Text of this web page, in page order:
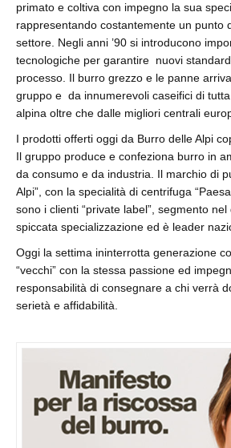
primato e coltiva con impegno la sua
rappresentando costantemente un punto
settore. Negli anni ’90 si introducono
tecnologiche per garantire nuovi
processo. Il burro grezzo e le panne
gruppo e da innumerevoli caseifici di tutta
alpina oltre che dalle migliori centrali
I prodotti offerti oggi da Burro delle Alpi
Il gruppo produce e confeziona burro in
da consumo e da industria. Il marchio di
Alpi”, con la specialità di centrifuga
sono i clienti “private label”, segmento
spiccata specializzazione ed è leader
Oggi la settima ininterrotta generazione
“vecchi” con la stessa passione ed
responsabilità di consegnare a chi verrà
serietà e affidabilità.